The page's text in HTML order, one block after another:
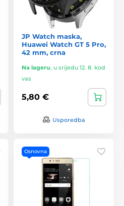
JP Watch maska,
Huawei Watch GT 5 Pro,
42 mm, crna
Na lageru, u srijedu 12. 8. kod
vas
5,80 €
Usporedba
Osnovna